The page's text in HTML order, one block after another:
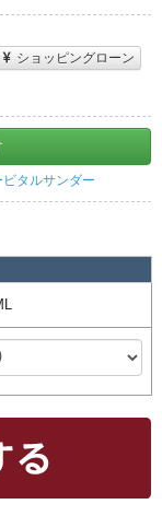
ショッピングローン
タルサンダー